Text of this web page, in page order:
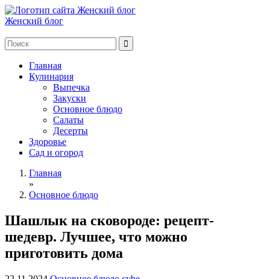
Женский блог
Главная
Кулинария
Выпечка
Закуски
Основное блюдо
Салаты
Десерты
Здоровье
Сад и огород
Главная
»
Основное блюдо
Шашлык на сковороде: рецепт-
шедевр. Лучшее, что можно
приготовить дома